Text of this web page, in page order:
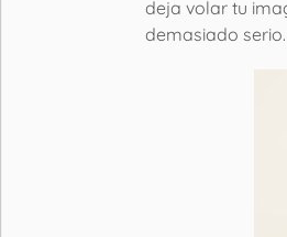
deja volar tu
demasiado serio.